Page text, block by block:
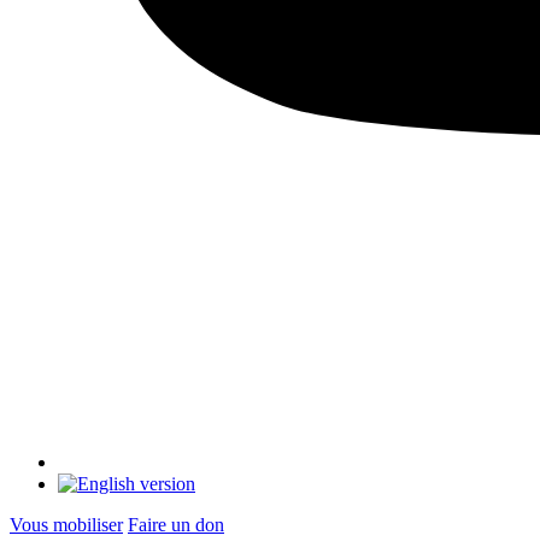
Vous mobiliser Faire un don